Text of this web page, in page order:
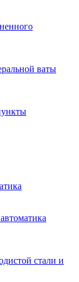
ваты
стали и